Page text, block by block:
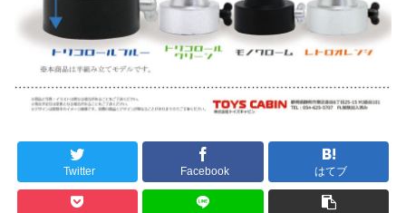
Twitter Facebook はてブ